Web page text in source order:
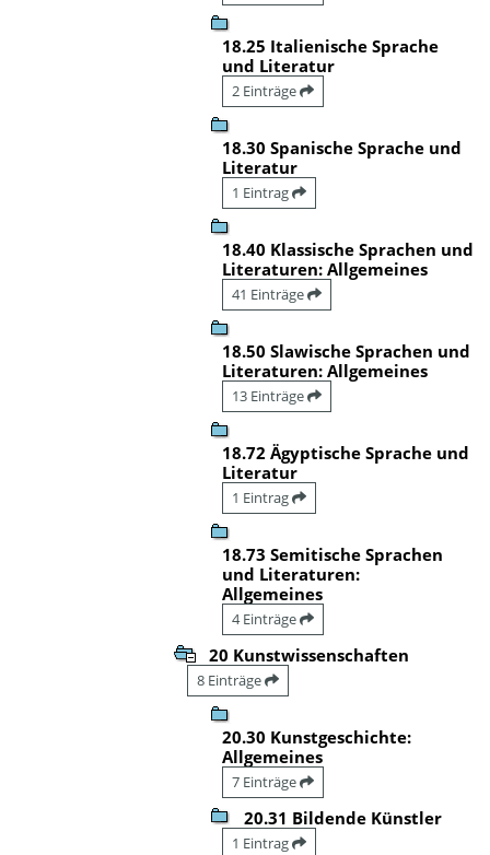
18.25 Italienische Sprache
und Literatur
2 Einträge
18.30 Spanische Sprache und
Literatur
1 Eintrag
18.40 Klassische Sprachen und
Literaturen: Allgemeines
41 Einträge
18.50 Slawische Sprachen und
Literaturen: Allgemeines
13 Einträge
18.72 Ägyptische Sprache und
Literatur
1 Eintrag
18.73 Semitische Sprachen
und Literaturen:
Allgemeines
4 Einträge
20 Kunstwissenschaften
8 Einträge
20.30 Kunstgeschichte:
Allgemeines
7 Einträge
20.31 Bildende Künstler
1 Eintrag